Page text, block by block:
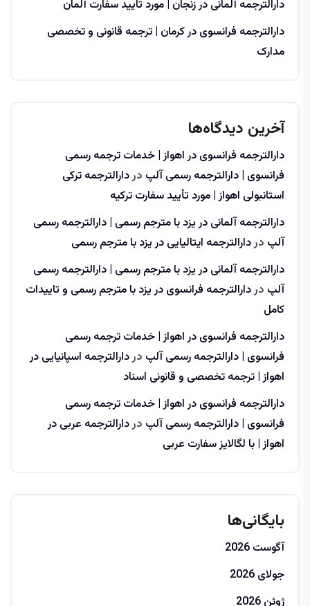
دارالترجمه آلمانی در زنجان | مورد تایید سفارت آلمان
دارالترجمه فرانسوی در کرمان | ترجمه قانونی و تخصصی
مدارک
آخرین دیدگاه‌ها
دارالترجمه فرانسوی در اهواز | خدمات ترجمه رسمی
فرانسوی | دارالترجمه رسمی آلپ دردارالترجمه ترکی
استانبولی اهواز | مورد تأیید سفارت ترکیه
دارالترجمه آلمانی در یزد با مترجم رسمی | دارالترجمه رسمی
آلپ دردارالترجمه ایتالیایی در یزد با مترجم رسمی
دارالترجمه آلمانی در یزد با مترجم رسمی | دارالترجمه رسمی
آلپ دردارالترجمه فرانسوی در یزد با مترجم رسمی و تاییدات
کامل
دارالترجمه فرانسوی در اهواز | خدمات ترجمه رسمی
فرانسوی | دارالترجمه رسمی آلپ دردارالترجمه اسپانیایی در
اهواز | ترجمه تخصصی و قانونی اسناد
دارالترجمه فرانسوی در اهواز | خدمات ترجمه رسمی
فرانسوی | دارالترجمه رسمی آلپ دردارالترجمه عربی در
اهواز | با لگالایز سفارت عربی
بایگانی‌ها
آگوست 2026
جولای 2026
ژوئن 2026